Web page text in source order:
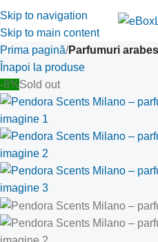
Skip to navigation
Skip to main content
Prima pagină Parfumuri
Înapoi la produse
-8%Sold out